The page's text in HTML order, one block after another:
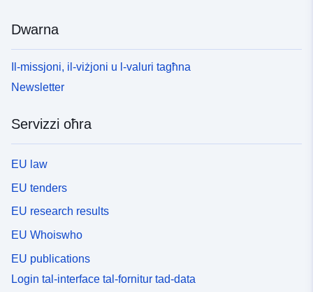
Dwarna
Il-missjoni, il-viżjoni u l-valuri tagħna
Newsletter
Servizzi oħra
EU law
EU tenders
EU research results
EU Whoiswho
EU publications
Login tal-interface tal-fornitur tad-data